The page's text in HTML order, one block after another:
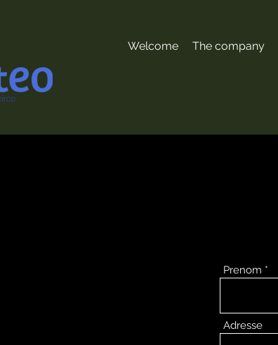
Welcome The company
Prenom
Adresse